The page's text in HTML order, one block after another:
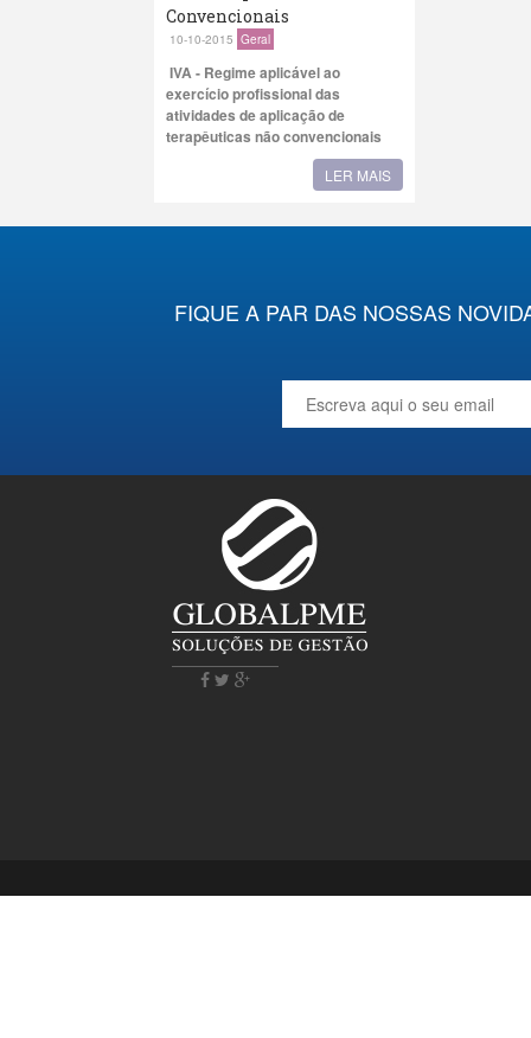
Convencionais
10-10-2015 Geral
IVA - Regime aplicável ao
exercício profissional das
atividades de aplicação de
terapêuticas não convencionais
LER MAIS
FIQUE A PAR DAS NOSSAS